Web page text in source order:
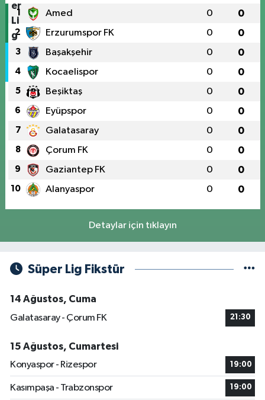
1 Amed 0 0
2 Erzurumspor FK 0 0
3 Başakşehir 0 0
4 Kocaelispor 0 0
5 Beşiktaş 0 0
6 Eyüpspor 0 0
7 Galatasaray 0 0
8 Çorum FK 0 0
9 Gaziantep FK 0 0
10 Alanyaspor 0 0
Detaylar için tıklayın
Süper Lig Fikstür
14 Ağustos, Cuma
Galatasaray - Çorum FK
21:30
15 Ağustos, Cumartesi
Konyaspor - Rizespor
19:00
Kasımpaşa - Trabzonspor 19:00